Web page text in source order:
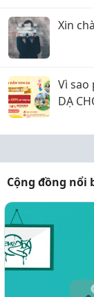
Xin
Vì sao
DẠ
Cộng đồng nổi